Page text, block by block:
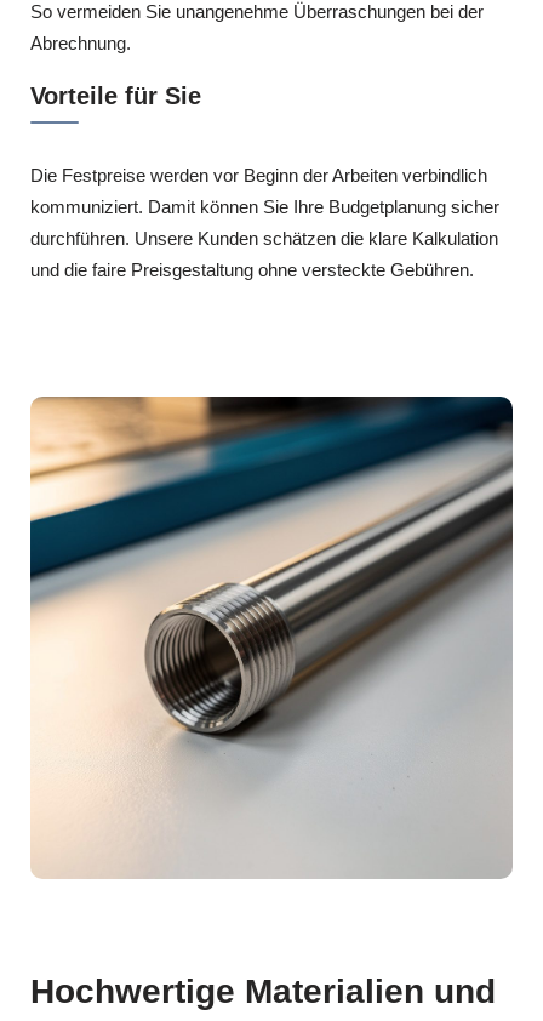
So vermeiden Sie unangenehme Überraschungen bei der
Abrechnung.
Vorteile für Sie
Die Festpreise werden vor Beginn der Arbeiten verbindlich
kommuniziert. Damit können Sie Ihre Budgetplanung sicher
durchführen. Unsere Kunden schätzen die klare Kalkulation
und die faire Preisgestaltung ohne versteckte Gebühren.
Hochwertige Materialien und